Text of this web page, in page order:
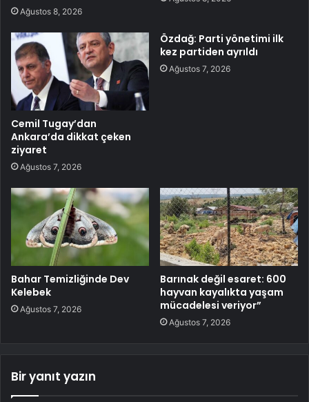
Ağustos 8, 2026
Cemil Tugay’dan
Ankara’da dikkat çeken
ziyaret
Ağustos 7, 2026
Özdağ: Parti yönetimi ilk
kez partiden ayrıldı
Ağustos 7, 2026
Bahar Temizliğinde Dev
Kelebek
Ağustos 7, 2026
Barınak değil esaret: 600
hayvan kayalıkta yaşam
mücadelesi veriyor”
Ağustos 7, 2026
Bir yanıt yazın